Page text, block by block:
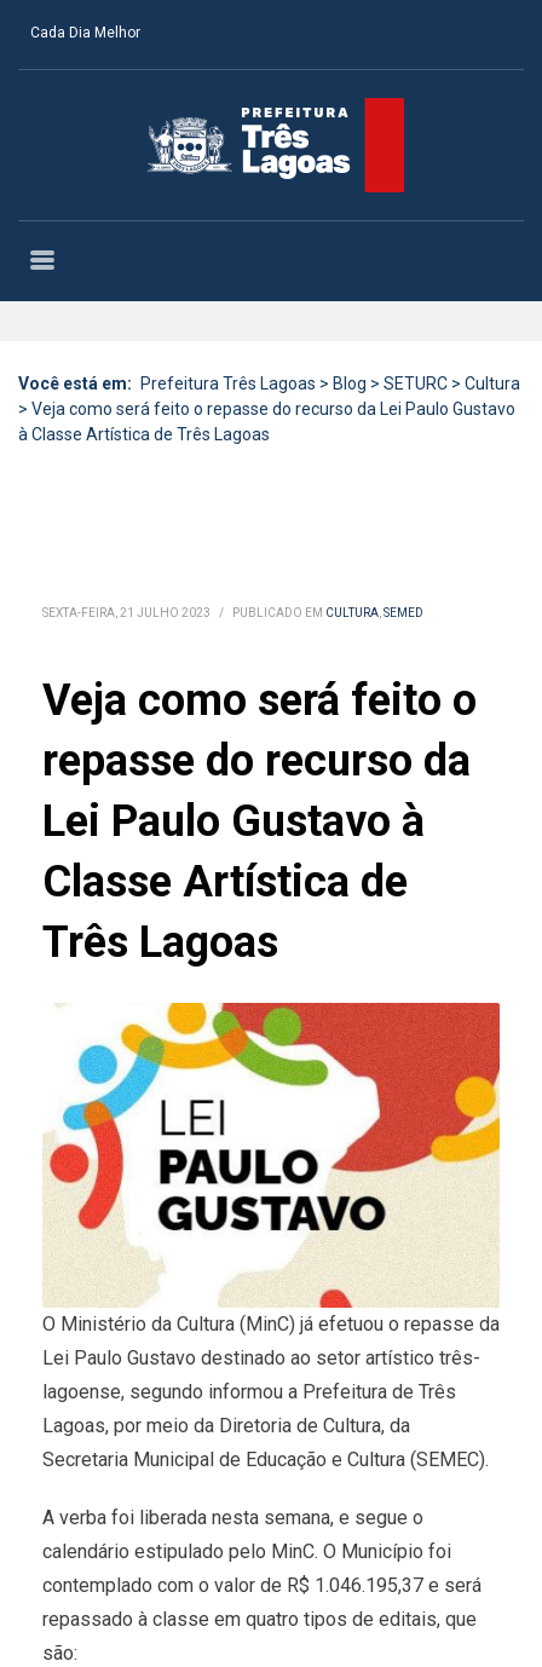
Cada Dia Melhor
Você está em: Prefeitura Três Lagoas > Blog > SETURC > Cultura
> Veja como será feito o repasse do recurso da Lei Paulo Gustavo
à Classe Artística de Três Lagoas
SEXTA-FEIRA, 21 JULHO 2023 / PUBLICADO EM CULTURA,SEMED
Veja como será feito o
repasse do recurso da
Lei Paulo Gustavo à
Classe Artística de
Três Lagoas
O Ministério da Cultura (MinC) já efetuou o repasse da
Lei Paulo Gustavo destinado ao setor artístico três-
lagoense, segundo informou a Prefeitura de Três
Lagoas, por meio da Diretoria de Cultura, da
Secretaria Municipal de Educação e Cultura (SEMEC).
A verba foi liberada nesta semana, e segue o
calendário estipulado pelo MinC. O Município foi
contemplado com o valor de R$ 1.046.195,37 e será
repassado à classe em quatro tipos de editais, que
são: